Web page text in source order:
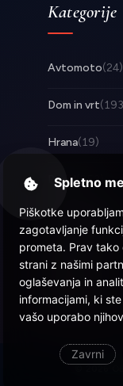
Kategorije
Avtomoto(24)
Dom in vrt
Hrana(19)
Posel(253)
Tehnologija
Zabava(58)
Zdravje (22)
© 2026
Spletno
Piškotke
zagotavljanje
prometa. Prav tako
strani z našimi
oglaševanja in
informacijami, ki
vašo uporabo
Zavrni